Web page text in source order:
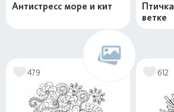
Антистресс море и кит
ветке
479 612